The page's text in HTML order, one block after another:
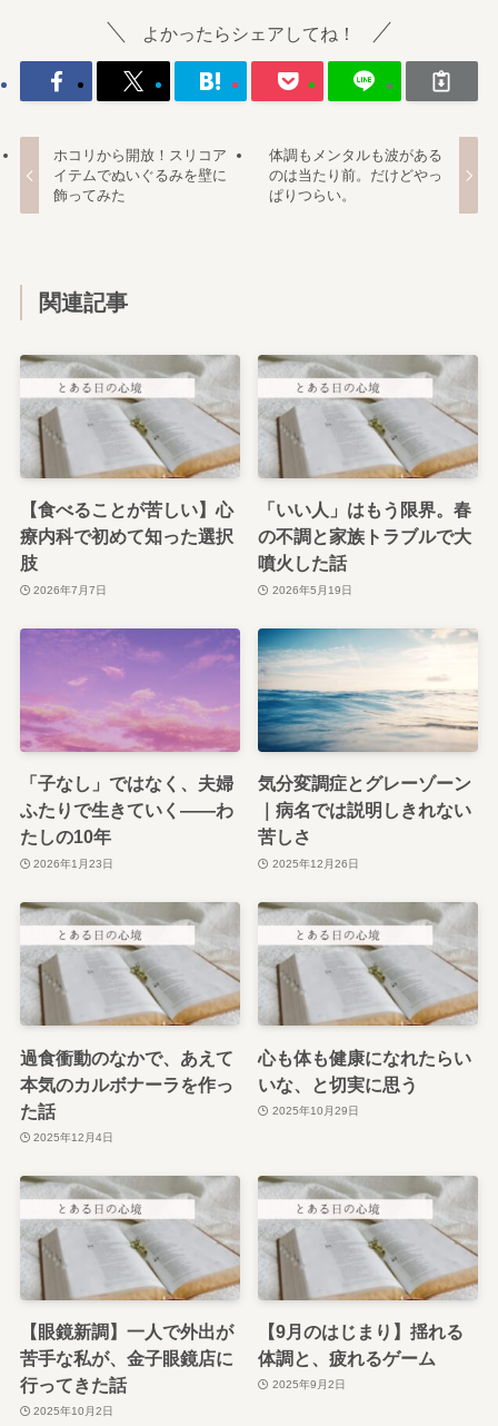
よかったらシェアしてね！
ホコリから開放！スリコア
イテムでぬいぐるみを壁に
飾ってみた
体調もメンタルも波がある
のは当たり前。だけどやっ
ぱりつらい。
関連記事
【食べることが苦しい】心
療内科で初めて知った選択
肢
2026年7月7日
「いい人」はもう限界。春
の不調と家族トラブルで大
噴火した話
2026年5月19日
「子なし」ではなく、夫婦
ふたりで生きていく——わ
たしの10年
2026年1月23日
気分変調症とグレーゾーン
｜病名では説明しきれない
苦しさ
2025年12月26日
過食衝動のなかで、あえて
本気のカルボナーラを作っ
た話
2025年12月4日
心も体も健康になれたらい
いな、と切実に思う
2025年10月29日
【眼鏡新調】一人で外出が
苦手な私が、金子眼鏡店に
行ってきた話
2025年10月2日
【9月のはじまり】揺れる
体調と、疲れるゲーム
2025年9月2日